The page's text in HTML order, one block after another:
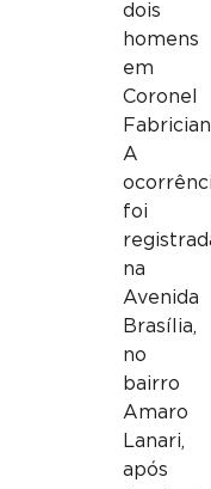
dois
homens
em
Coronel
A
foi
na
Avenida
Brasília,
no
bairro
Amaro
Lanari,
após